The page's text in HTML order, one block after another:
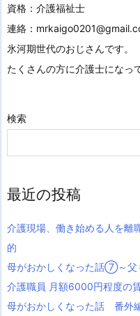
資格：介護福祉士
連絡：
氷河期世代のおじさんです。
たくさんの方に介護士になっ
検索
最近の投稿
介護現場、働き始める人を
的
母がおかしくなった話⑦～父
介護職員 月額6000円程度の
母がおかしくなった話 番外